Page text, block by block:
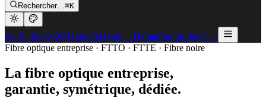
Rechercher…⌘K
01 81 800 600 UrgenceDevis →Demander un devis →
Fibre optique entreprise · FTTO · FTTE · Fibre noire
La fibre optique entreprise,
garantie, symétrique, dédiée.